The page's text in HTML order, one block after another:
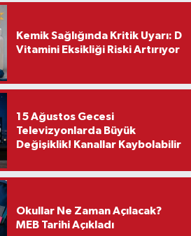
Kemik Sağlığında Kritik Uyarı: D
Vitamini Eksikliği Riski Artırıyor
15 Ağustos Gecesi
Televizyonlarda Büyük
Değişiklik! Kanallar Kaybolabilir
Okullar Ne Zaman Açılacak?
MEB Tarihi Açıkladı